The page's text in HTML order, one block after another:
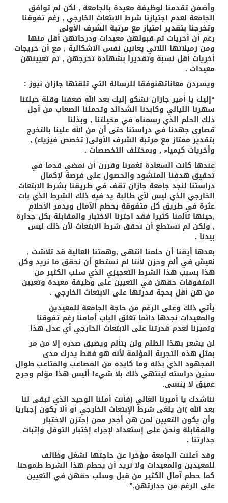
وأضفن تقدمنا لوظيفة معيدة بالجامعة , لكن لم توافق
الجامعة لعدم اجتيازنا شرط الابتعاث الخارجي , رغم تفوقنا
وتخرجنا بتقدير امتياز مع مرتبة الشرف الأولى
رغم أن أخريات تم قبولهن معيدات ودرجاتهن أقل منها
ومن زميلاتها اللاتي يعانين نفس الاشكالية , مع أن خريجات
أخريات أقل نسبة وتقديرا بشهادة تخرجهن , تم تعيينهن
معيدات .
ويسردن معاناتهنوفقا للرسالة التي تلقتها جازان نيوز :
“إليك يا أمير جازان نشكو إليك بعد الله ضعفنا وقلة حيلتنا
سهرنا الليالي وكابدنا الشدائد وتحملنا الصعاب من أجل
ذلك الحلم الذي رسمناه في مخيلتنا , وبذلنا
قصارى جهدنا في دراستنا حتى أن من الله علينا بالتخرج
بتقدير ممتاز مع مرتبة الشرف الأولى( تخصص فيزياء) ,
وأخريات كيمياء , وبمختلف التخصصات .
عندها كانت السعادة تغمرنا وقررن أن نمضي قدما في
تحقيق هدفنا المنشود والحصول على فرصة لإكمال
دراستنا لنجد جامعة جازان تقف في طريقنا بشرط الابتعاث
الخارجي الذي ليس لأي طالبة يد فيه ذلك الشرط الذي بات
عثرة في طريق كل متفوقة يحطم الآمال ويدمر الأحلام
,حينها تألمنا كثيرا فقد اجتزنا الاختبار والمقابلة بكل جدارة
, ولكن لم نستطع أن نحقق شرط الابتعاث لأن ذلك ليس
بيدنا .
بعدها أيقنا أن حلمنا انتهى ,وهمتنا العالية قد تلاشت ,
نعيش في ألم وحزن لأننا لم نستطع أن نحقق ما نريد وكل
هذا بسبب هذا الشرط التعجيزي الذي سلب الكثير من
المتفوقات حقهن في التعيين على وظيفة معيدة وتعيين
من هن أقل بحجة قدرتها على الابتعاث الخارجي .
يأتي ذلك وعلى الرغم من حاجة الجامعة للمعيدين
والمعيدات نجدها دائما تغلق الباب أمامنا رغم تفوقنا
وتميزنا لعدم قدرتنا على الابتعاث الخارجي أي عدل هذا
لن يشعر بهذا الظلم ولن يتألم ويضيق صدره إلا من مر
بمثل هذه التجربة المؤلمة لأنه هو فقط يدرك مدى
المجهود الذي بذله وما كابده من المصاعب والمتاعب طوال
سنين دراسته لينتهي ذلك بلا شيء! أليس هذا مؤلم وجرح
عميق لا ينسى.
نناشدك يا أميرنا الغالي (فأنت أملنا الوحيد الذي تبقى لنا
بعد الله )أن يلغى شرط الإبتعاث الخارجي أو ألا يكون إجباريا
وأن يكون التعيين لمن هن أجدر ممن إجتزن الاختبار
والمقابلة ونحن على إستعداد لإجراء إختبار التوفل وإثبات
جدارتنا .
وقد أعلنت الجامعة مؤخرا عن حاجتها لشغل وظائف
للمعيدين والمعيدات ولا نريد أن يحطم هذا الشرط طموحنا
كما حطم آمال الكثير من قبل وسلب حقهن في التعيين
على الرغم من جدارتهن.”